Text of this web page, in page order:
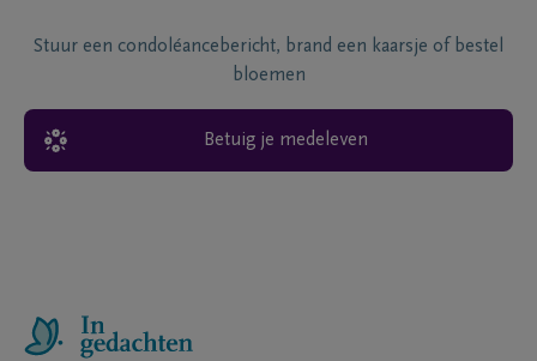
Stuur een condoléancebericht, brand een kaarsje of bestel
bloemen
Betuig je medeleven